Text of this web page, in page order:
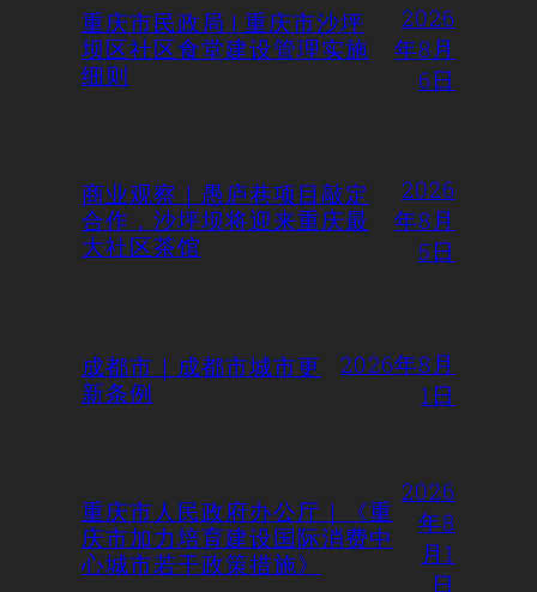
重庆市民政局 | 重庆市沙坪
坝区社区食堂建设管理实施
细则
2026
年8月
6日
商业观察｜愚庐巷项目敲定
合作，沙坪坝将迎来重庆最
大社区茶馆
2026
年8月
5日
成都市｜成都市城市更
新条例
2026年8月
1日
重庆市人民政府办公厅｜《重
庆市加力培育建设国际消费中
心城市若干政策措施》
2026
年8
月1
日